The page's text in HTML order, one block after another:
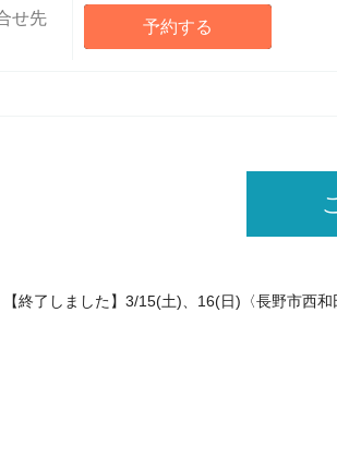
せ先 予約する
【終了しました】3/15(土)、16(日)〈長野市西